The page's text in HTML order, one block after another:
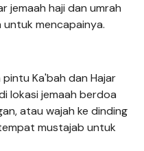
jemaah haji dan umrah
mencapainya.
Ka'bah dan Hajar
lokasi jemaah berdoa
atau wajah ke dinding
mustajab untuk